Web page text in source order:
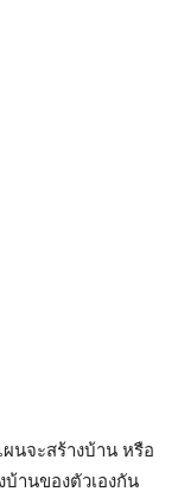
นจะสร้างบ้าน หรือ
านของตัวเองกัน